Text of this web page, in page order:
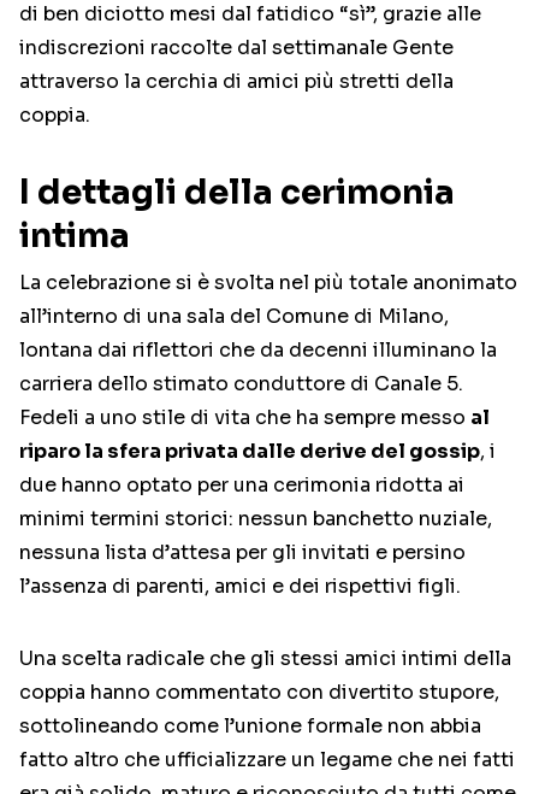
di ben diciotto mesi dal fatidico “sì”, grazie alle
indiscrezioni raccolte dal settimanale Gente
attraverso la cerchia di amici più stretti della
coppia.
I dettagli della cerimonia
intima
La celebrazione si è svolta nel più totale anonimato
all’interno di una sala del Comune di Milano,
lontana dai riflettori che da decenni illuminano la
carriera dello stimato conduttore di Canale 5.
Fedeli a uno stile di vita che ha sempre messo al
riparo la sfera privata dalle derive del gossip, i
due hanno optato per una cerimonia ridotta ai
minimi termini storici: nessun banchetto nuziale,
nessuna lista d’attesa per gli invitati e persino
l’assenza di parenti, amici e dei rispettivi figli.
Una scelta radicale che gli stessi amici intimi della
coppia hanno commentato con divertito stupore,
sottolineando come l’unione formale non abbia
fatto altro che ufficializzare un legame che nei fatti